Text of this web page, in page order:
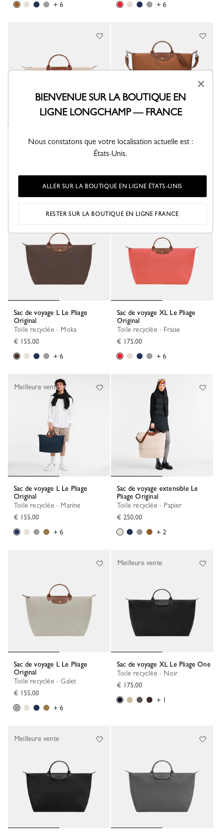
+ 6
+ 6
Original
Pliage Original
Toile recyclée - Cognac
Sac de voyage L Le Pliage
Original
Toile recyclée - Moka
€ 155,00
+ 6
Sac de voyage XL Le Pliage
Original
Toile recyclée - Fraise
€ 175,00
+ 6
Sac de voyage L Le Pliage
Original
Toile recyclée - Marine
€ 155,00
+ 6
Meilleure vente
Sac de voyage extensible Le
Pliage Original
Toile recyclée - Papier
€ 250,00
+ 2
Sac de voyage L Le Pliage
Original
Toile recyclée - Galet
€ 155,00
+ 6
Sac de voyage XL Le Pliage One
Toile recyclée - Noir
€ 175,00
+ 1
Meilleure vente
Meilleure vente
×
BIENVENUE SUR LA BOUTIQUE EN
LIGNE LONGCHAMP — FRANCE
Nous constatons que votre localisation actuelle est :
États-Unis.
ALLER SUR LA BOUTIQUE EN LIGNE ÉTATS-UNIS
RESTER SUR LA BOUTIQUE EN LIGNE FRANCE